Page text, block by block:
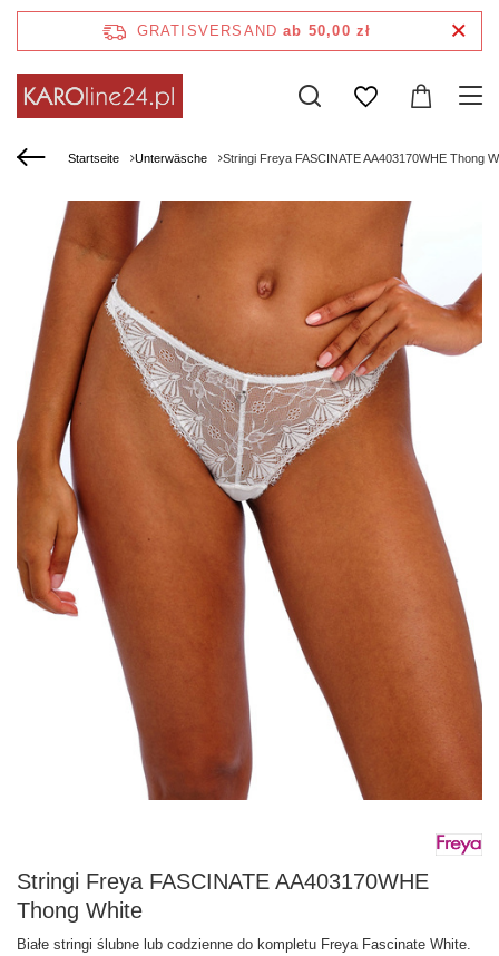
GRATISVERSAND ab 50,00 zł
Startseite Unterwäsche Stringi Freya FASCINATE AA403170WHE Thong
Stringi Freya FASCINATE AA403170WHE
Thong White
Białe stringi ślubne lub codzienne do kompletu Freya Fascinate White.